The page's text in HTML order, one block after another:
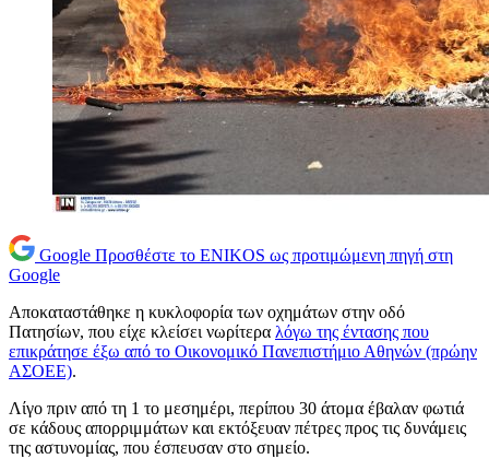
Google Προσθέστε το ENIKOS ως προτιμώμενη πηγή στη
Google
Αποκαταστάθηκε η κυκλοφορία των οχημάτων στην οδό
Πατησίων, που είχε κλείσει νωρίτερα λόγω της έντασης που
επικράτησε έξω από το Οικονομικό Πανεπιστήμιο Αθηνών (πρώην
ΑΣΟΕΕ).
Λίγο πριν από τη 1 το μεσημέρι, περίπου 30 άτομα έβαλαν φωτιά
σε κάδους απορριμμάτων και εκτόξευαν πέτρες προς τις δυνάμεις
της αστυνομίας, που έσπευσαν στο σημείο.